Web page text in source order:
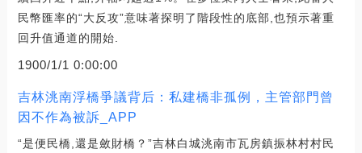
民幣匯率的“大反攻”意味著探明了階段性的底部,也預示著重
回升值通道的開始.
1900/1/1 0:00:00
吉林洮南浮橋爭議背后：私建橋非孤例，主管部門曾
因不作為被訴_APP
“是便民橋,還是斂財橋？”吉林白城洮南市瓦房鎮振林村村民